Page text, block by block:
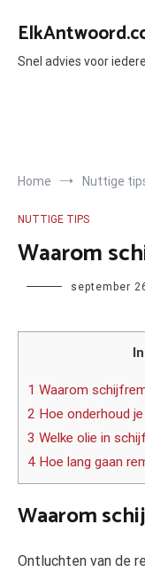
naar
inhoudSnel advies voor
Home Nuttige
NUTTIGE TIPS
Waarom
Author september
1 Waarom
2 Hoe onderhoud
3 Welke olie in
4 Hoe lang gaan
Waarom
Ontluchten van de